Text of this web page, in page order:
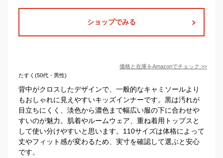
ショップでみる
価格と在庫をAmazonでチェック >>
たすく(50代・男性)
背中がクロスしたデザインで、一般的なキャミソールより
もおしゃれに見えやすいキッズインナーです。黒は汚れが
目立ちにくく、淡色から濃色まで幅広い服の下に合わせや
すいのが魅力。肌着やルームウェア、重ね着用トップスと
して使い分けやすいと思います。110サイズは体格によって
丈やフィット感が変わるため、実寸を確認して選ぶと安心
です。